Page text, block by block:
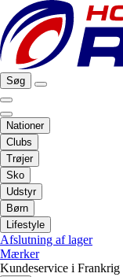
Søg
Nationer
Clubs
Trøjer
Sko
Udstyr
Børn
Lifestyle
Afslutning af lager
Mærker
Kundeservice i Frankrig